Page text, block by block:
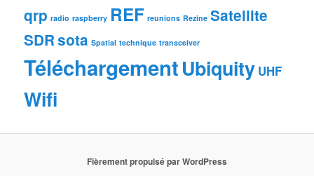
qrp radio raspberry REF reunions Rezine Satellite
SDRsota Spatial technique transceiver
TéléchargementUbiquity UHF
Wifi
Fièrement propulsé par WordPress